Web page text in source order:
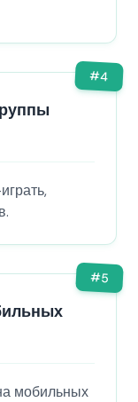
#4
#5
мобильных